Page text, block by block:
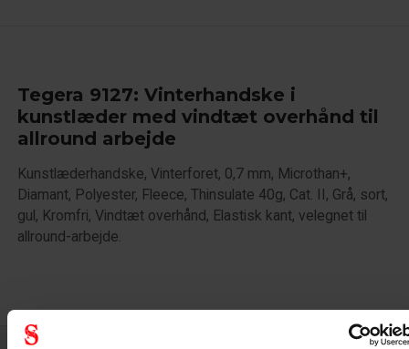
Tegera 9127: Vinterhandske i
kunstlæder med vindtæt overhånd til
allround arbejde
Kunstlæderhandske, Vinterforet, 0,7 mm, Microthan+,
Diamant, Polyester, Fleece, Thinsulate 40g, Cat. II, Grå, sort,
gul, Kromfri, Vindtæt overhånd, Elastisk kant, velegnet til
allround-arbejde.